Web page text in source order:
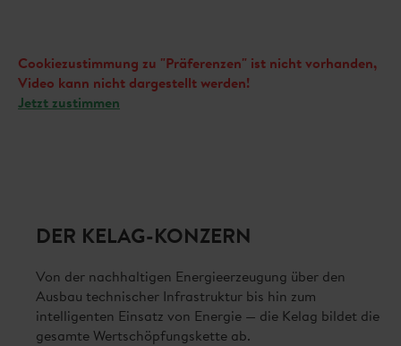
Cookiezustimmung zu "Präferenzen" ist nicht vorhanden,
Video kann nicht dargestellt werden!
Jetzt zustimmen
DER KELAG-KONZERN
Von der nachhaltigen Energieerzeugung über den
Ausbau technischer Infrastruktur bis hin zum
intelligenten Einsatz von Energie — die Kelag bildet die
gesamte Wertschöpfungskette ab.